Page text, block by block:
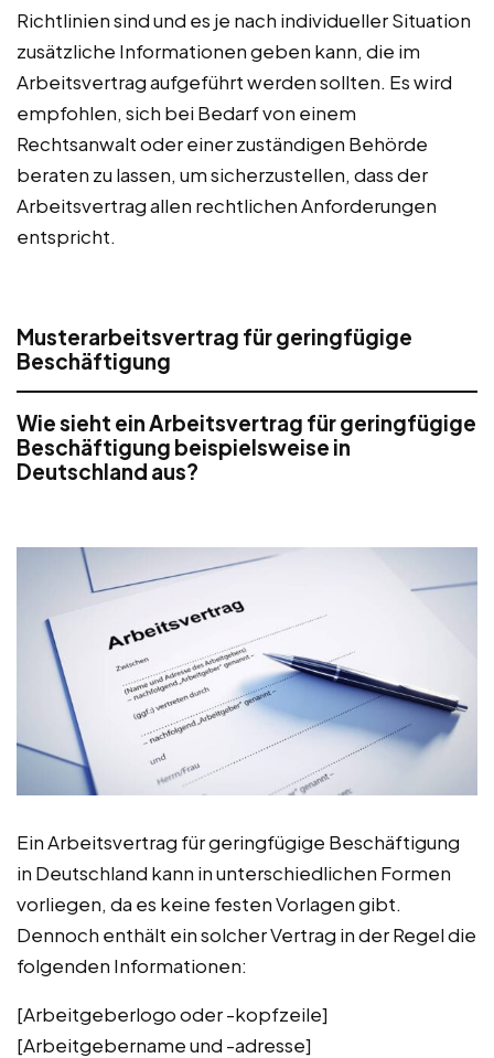
Richtlinien sind und es je nach individueller Situation
zusätzliche Informationen geben kann, die im
Arbeitsvertrag aufgeführt werden sollten. Es wird
empfohlen, sich bei Bedarf von einem
Rechtsanwalt oder einer zuständigen Behörde
beraten zu lassen, um sicherzustellen, dass der
Arbeitsvertrag allen rechtlichen Anforderungen
entspricht.
Musterarbeitsvertrag für geringfügige
Beschäftigung
Wie sieht ein Arbeitsvertrag für geringfügige
Beschäftigung beispielsweise in
Deutschland aus?
Ein Arbeitsvertrag für geringfügige Beschäftigung
in Deutschland kann in unterschiedlichen Formen
vorliegen, da es keine festen Vorlagen gibt.
Dennoch enthält ein solcher Vertrag in der Regel die
folgenden Informationen:
[Arbeitgeberlogo oder -kopfzeile]
[Arbeitgebername und -adresse]